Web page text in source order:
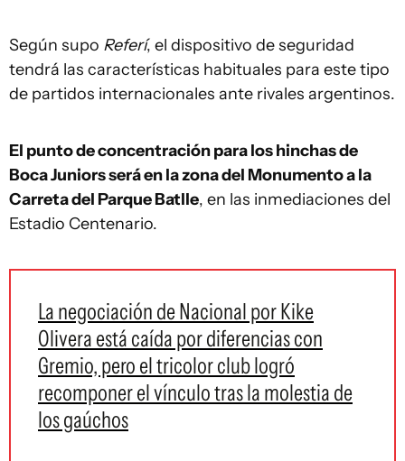
Según supo Referí, el dispositivo de seguridad
tendrá las características habituales para este tipo
de partidos internacionales ante rivales argentinos.
El punto de concentración para los hinchas de
Boca Juniors será en la zona del Monumento a la
Carreta del Parque Batlle, en las inmediaciones del
Estadio Centenario.
La negociación de Nacional por Kike
Olivera está caída por diferencias con
Gremio, pero el tricolor club logró
recomponer el vínculo tras la molestia de
los gaúchos